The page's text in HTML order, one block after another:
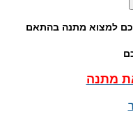
למצוא מתנה בהתאם
מתנה